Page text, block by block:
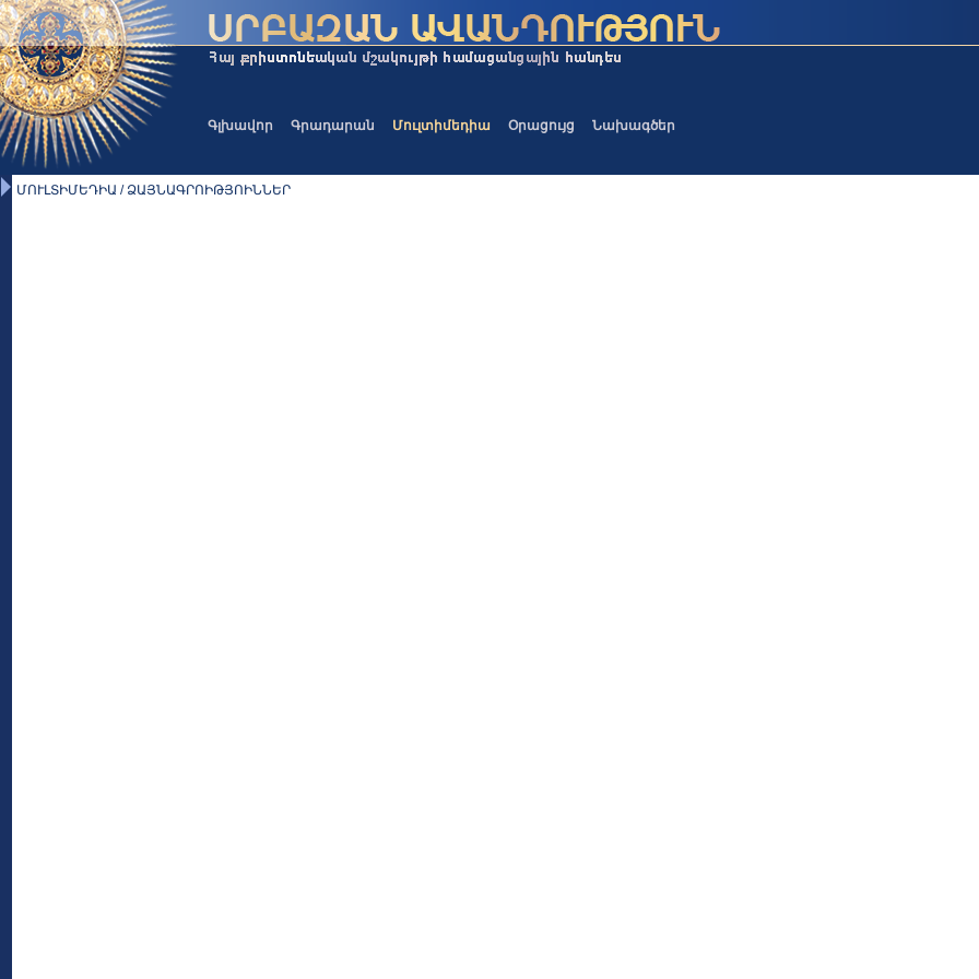
Գլխավոր Գրադարան Մուլտիմեդիա Օրացույց Նախագծեր
ՄՈՒԼՏԻՄԵԴԻԱ / ՁԱՅՆԱԳՐՈԻԹՅՈԻՆՆԵՐ